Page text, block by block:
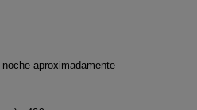
aproximadamente